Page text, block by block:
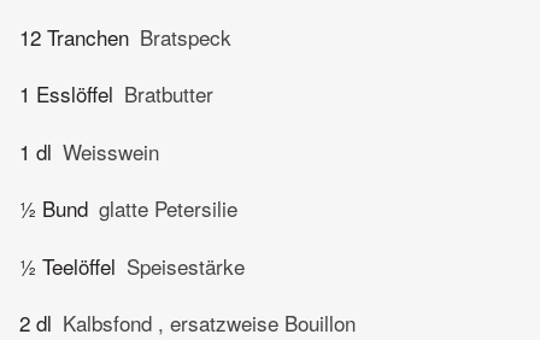
12 Tranchen Bratspeck
1 Esslöffel Bratbutter
1 dl Weisswein
½ Bund glatte Petersilie
½ Teelöffel Speisestärke
2 dl Kalbsfond , ersatzweise Bouillon